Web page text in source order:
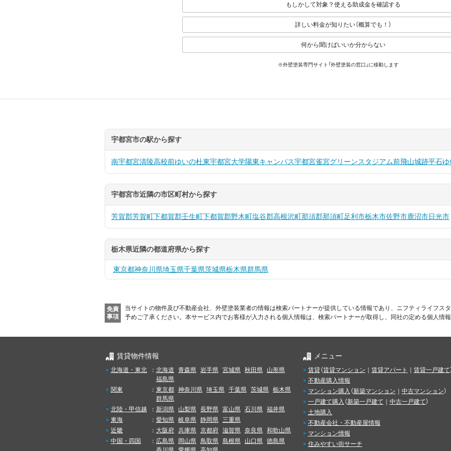
もしかして対象？使える助成金を確認する
詳しい料金が知りたい（概算でも！）
何から聞けばいいか分からない
※外壁塗装専門サイト「外壁塗装の窓口」に移動します
宇都宮市の駅から探す
南宇都宮清陵高校前ゆいの杜東宇都宮大学陽東キャンパス宇都宮雀宮グリーンスタジアム前飛山城跡平石
宇都宮市近隣の市区町村から探す
芳賀郡芳賀町下都賀郡壬生町下都賀郡野木町塩谷郡高根沢町那須郡那須町足利市栃木市佐野市鹿沼市日光市
栃木県近隣の都道府県から探す
東京都神奈川県埼玉県千葉県茨城県栃木県群馬県
免責
事項
当サイトの物件及び不動産会社、外壁塗装業者の情報は検索パートナーが提供している情報であり、ニフティライフス
予めご了承ください。 本サービス内でお客様が入力される個人情報は、検索パートナーが取得し、同社の定める個人情
賃貸物件情報
北海道・東北 ： 北海道 青森県 岩手県 宮城県 秋田県
山形県
福島県
関東
： 東京都 神奈川県 埼玉県 千葉県 茨城県 栃木県
群馬県
北陸・甲信越
： 新潟県 山梨県 長野県 富山県 石川県 福井県
東海
： 愛知県 岐阜県 静岡県 三重県
近畿
： 大阪府 兵庫県 京都府 滋賀県 奈良県 和歌山県
中国・四国
： 広島県 岡山県 鳥取県 島根県 山口県 徳島県
メニュー
賃貸（賃貸マンション 賃貸アパート 賃貸一戸建て
不動産購入情報
マンション購入 （新築マンション 中古マンション）
一戸建て購入 （新築一戸建て 中古一戸建て）
土地購入
不動産会社・不動産屋情報
マンション情報
住みやすい街サーチ